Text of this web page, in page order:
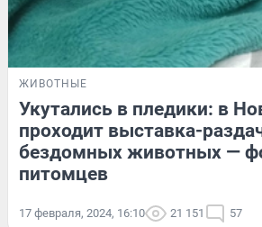
ЖИВОТНЫЕ
Укутались в пледики: в
проходит выставка-
бездомных животных —
питомцев
17 февраля, 2024, 16:10 21 151 57